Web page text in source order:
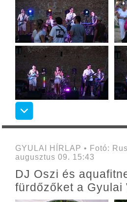
GYULAI HÍRLAP • Fotó:
augusztus 09. 15:43
DJ Oszi és
fürdőzőket a Gyulai